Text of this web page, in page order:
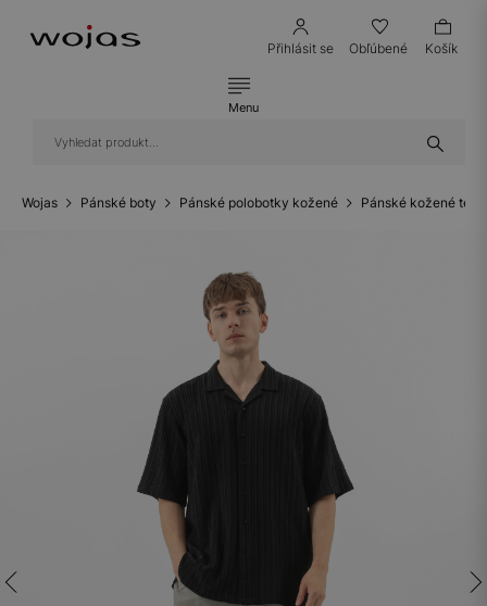
Přihlásit se Obľúbené Košík
Menu
Wojas Pánské boty Pánské polobotky kožené Pánské kožené